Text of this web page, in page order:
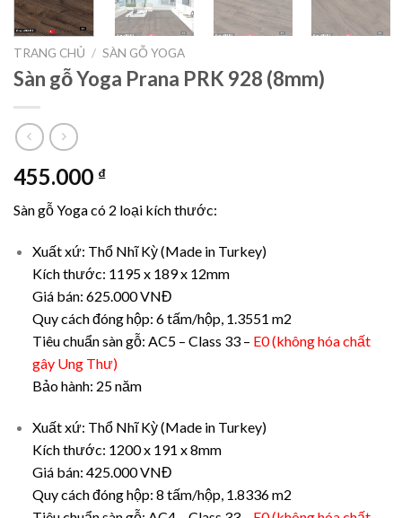
TRANG CHỦ / SÀN GỖ YOGA
Sàn gỗ Yoga Prana PRK 928 (8mm)
455.000 ₫
Sàn gỗ Yoga có 2 loại kích thước:
Xuất xứ: Thổ Nhĩ Kỳ (Made in Turkey)
Kích thước: 1195 x 189 x 12mm
Giá bán: 625.000 VNĐ
Quy cách đóng hộp: 6 tấm/hộp, 1.3551 m2
Tiêu chuẩn sàn gỗ: AC5 – Class 33 – E0 (không hóa chất
gây Ung Thư)
Bảo hành: 25 năm
Xuất xứ: Thổ Nhĩ Kỳ (Made in Turkey)
Kích thước: 1200 x 191 x 8mm
Giá bán: 425.000 VNĐ
Quy cách đóng hộp: 8 tấm/hộp, 1.8336 m2